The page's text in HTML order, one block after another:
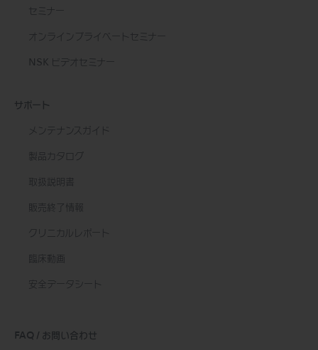
セミナー
オンラインプライベートセミナー
NSK ビデオセミナー
サポート
メンテナンスガイド
製品カタログ
取扱説明書
販売終了情報
クリニカルレポート
臨床動画
安全データシート
FAQ / お問い合わせ